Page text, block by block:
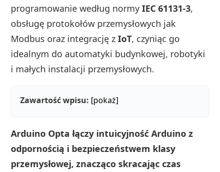
programowanie według normyIEC 61131-3,
obsługę protokołów przemysłowych jak
Modbus oraz integrację zIoT, czyniąc go
idealnym do automatyki budynkowej, robotyki
i małych instalacji przemysłowych.
Zawartość wpisu: [pokaż]
Arduino Opta łączy intuicyjność Arduino z
odpornością i bezpieczeństwem klasy
przemysłowej, znacząco skracając czas